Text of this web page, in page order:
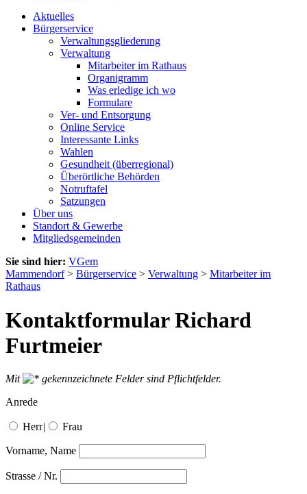
Aktuelles
Bürgerservice
Verwaltungsgliederung
Verwaltung
Mitarbeiter im Rathaus
Organigramm
Was erledige ich wo
Formulare
Ver- und Entsorgung
Online Service
Interessante Links
Wahlen
Gesundheit (überregional)
Überörtliche Behörden
Notruftafel
Satzungen
Über uns
Standort & Gewerbe
Mitgliedsgemeinden
Sie sind hier: VGem
Mammendorf> Bürgerservice > Verwaltung > Mitarbeiter im
Rathaus
Kontaktformular Richard
Furtmeier
Mit
gekennzeichnete Felder sind Pflichtfelder.
Anrede
Herr| Frau
Vorname, Name
Strasse / Nr.